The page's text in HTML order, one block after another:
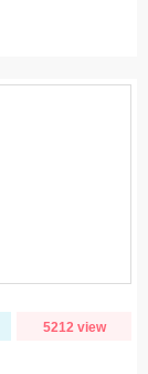
5212 view